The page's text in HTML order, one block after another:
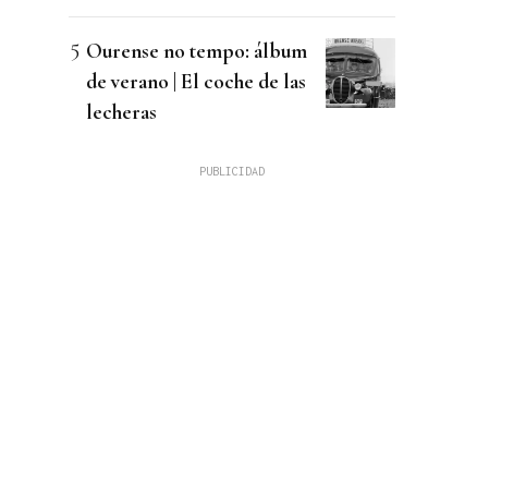
Ourense no tempo: álbum
de verano | El coche de las
lecheras